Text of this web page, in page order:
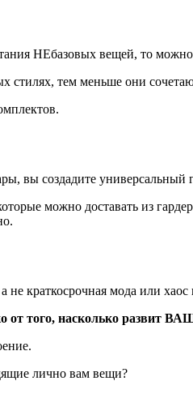
НЕбазовых вещей, то
стилях, тем меньше они
вы создадите универсальный
можно доставать из
краткосрочная мода или хаос
от того, насколько развит
лично вам вещи?